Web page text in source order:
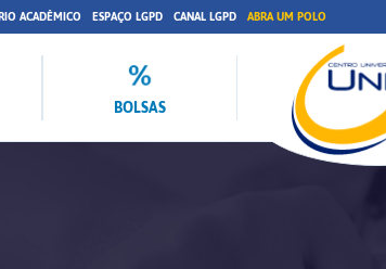
ACADÊMICO ESPAÇO LGPD CANAL LGPD ABRA UM POLO
BOLSAS